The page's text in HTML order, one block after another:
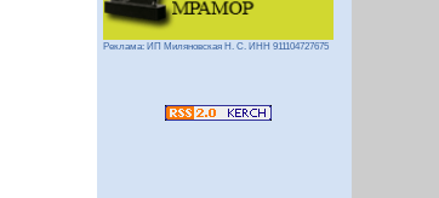
Реклама: ИП Миляновская Н. С. ИНН 911104727675